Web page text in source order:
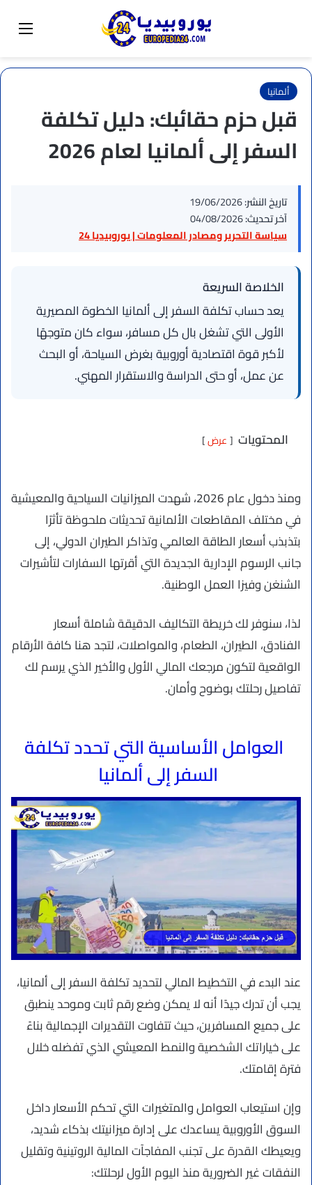
تبديل المظهر
ألمانيا
قبل حزم حقائبك: دليل تكلفة
السفر إلى ألمانيا لعام 2026
تاريخ النشر:19/06/2026
آخر تحديث:04/08/2026
سياسة التحرير ومصادر المعلومات | يوروبيديا 24
الخلاصة السريعة
يعد حساب تكلفة السفر إلى ألمانيا الخطوة المصيرية
الأولى التي تشغل بال كل مسافر، سواء كان متوجهًا
لأكبر قوة اقتصادية أوروبية بغرض السياحة، أو البحث
عن عمل، أو حتى الدراسة والاستقرار المهني.
المحتويات عرض
ومنذ دخول عام 2026، شهدت الميزانيات السياحية والمعيشية
في مختلف المقاطعات الألمانية تحديثات ملحوظة تأثرًا
بتذبذب أسعار الطاقة العالمي وتذاكر الطيران الدولي، إلى
جانب الرسوم الإدارية الجديدة التي أقرتها السفارات لتأشيرات
الشنغن وفيزا العمل الوطنية.
لذا، سنوفر لك خريطة التكاليف الدقيقة شاملة أسعار
الفنادق، الطيران، الطعام، والمواصلات، لتجد هنا كافة الأرقام
الواقعية لتكون مرجعك المالي الأول والأخير الذي يرسم لك
تفاصيل رحلتك بوضوح وأمان.
العوامل الأساسية التي تحدد تكلفة
السفر إلى ألمانيا
عند البدء في التخطيط المالي لتحديد تكلفة السفر إلى ألمانيا،
يجب أن تدرك جيدًا أنه لا يمكن وضع رقم ثابت وموحد ينطبق
على جميع المسافرين، حيث تتفاوت التقديرات الإجمالية بناءً
على خياراتك الشخصية والنمط المعيشي الذي تفضله خلال
فترة إقامتك.
وإن استيعاب العوامل والمتغيرات التي تحكم الأسعار داخل
السوق الأوروبية يساعدك على إدارة ميزانيتك بذكاء شديد،
ويعيطك القدرة على تجنب المفاجآت المالية الروتينية وتقليل
النفقات غير الضرورية منذ اليوم الأول لرحلتك: